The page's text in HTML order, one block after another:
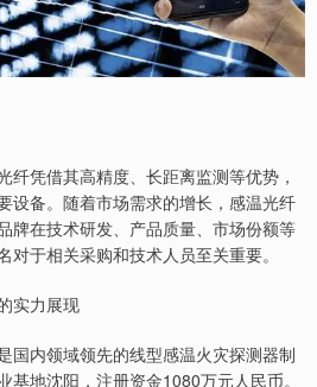
纤凭借其高精度、长距离监测等优势，
设备。随着市场需求的增长，感温光纤
牌在技术研发、产品质量、市场份额等
于相关采购和技术人员至关重要。
实力展现
国内领域领先的线型感温火灾探测器制
基地沈阳，注册资金1080万元人民币。